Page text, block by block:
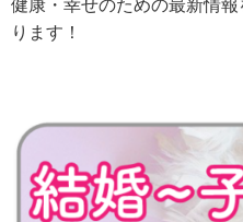
健康・幸せのための最新情
ります！